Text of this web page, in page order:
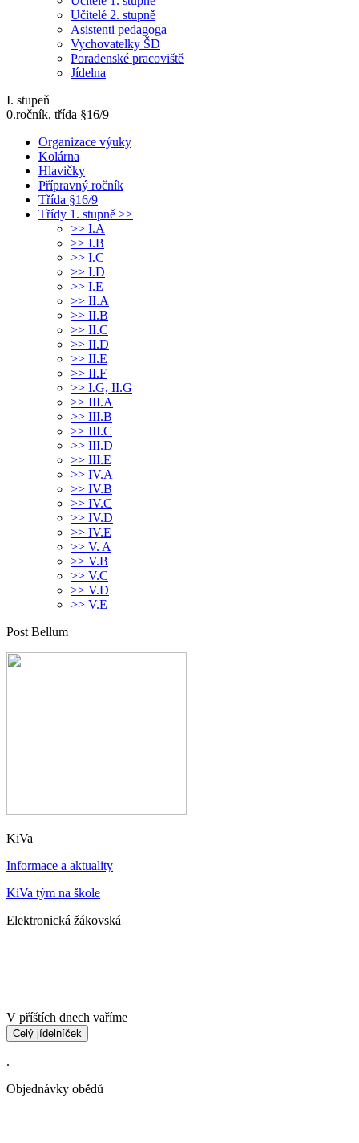
Učitelé 2. stupně
Asistenti pedagoga
Vychovatelky ŠD
Poradenské pracoviště
Jídelna
I. stupeň
0.ročník, třída §16/9
Organizace výuky
Kolárna
Hlavičky
Přípravný ročník
Třída §16/9
Třídy 1. stupně >>
>> I.A
>> I.B
>> I.C
>> I.D
>> I.E
>> II.A
>> II.B
>> II.C
>> II.D
>> II.E
>> II.F
>> I.G, II.G
>> III.A
>> III.B
>> III.C
>> III.D
>> III.E
>> IV.A
>> IV.B
>> IV.C
>> IV.D
>> IV.E
>> V. A
>> V.B
>> V.C
>> V.D
>> V.E
Post Bellum
KiVa
Informace a aktuality
KiVa tým na škole
Elektronická žákovská
V příštích dnech vaříme
Celý jídelníček
.
Objednávky obědů